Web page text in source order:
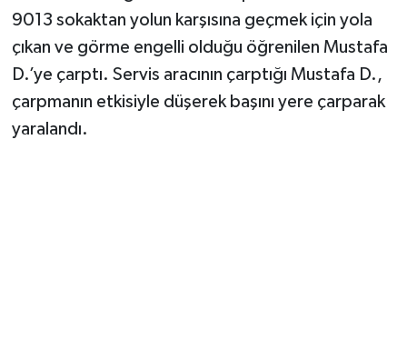
9013 sokaktan yolun karşısına geçmek için yola
çıkan ve görme engelli olduğu öğrenilen Mustafa
D.’ye çarptı. Servis aracının çarptığı Mustafa D.,
çarpmanın etkisiyle düşerek başını yere çarparak
yaralandı.